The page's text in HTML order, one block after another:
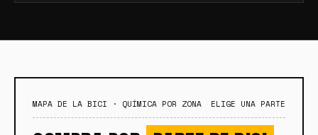
MAPA DE LA BICI · QUÍMICA POR ZONA ELIGE UNA PARTE